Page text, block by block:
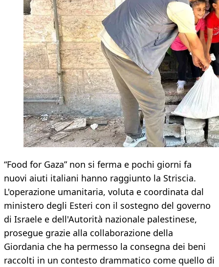
“Food for Gaza” non si ferma e pochi giorni fa
nuovi aiuti italiani hanno raggiunto la Striscia.
L'operazione umanitaria, voluta e coordinata dal
ministero degli Esteri con il sostegno del governo
di Israele e dell'Autorità nazionale palestinese,
prosegue grazie alla collaborazione della
Giordania che ha permesso la consegna dei beni
raccolti in un contesto drammatico come quello di